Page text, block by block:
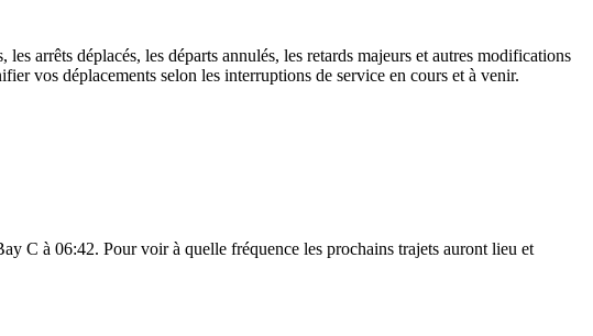
arrêts déplacés, les départs annulés, les retards majeurs et autres modifications
vos déplacements selon les interruptions de service en cours et à venir.
C à 06:42. Pour voir à quelle fréquence les prochains trajets auront lieu et